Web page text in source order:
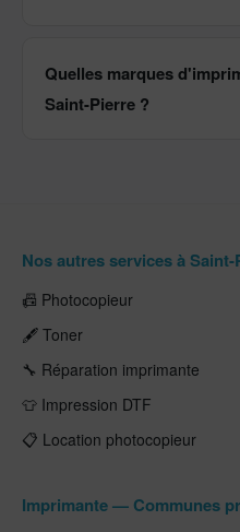
Quelles marques
Saint-Pierre ?
Nos autres services à Saint-
📠 Photocopieur
🖋️ Toner
🔧 Réparation imprimante
👕 Impression DTF
📋 Location photocopieur
Imprimante — Communes